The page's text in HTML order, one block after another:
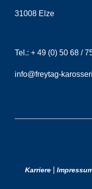
31008 Elze
Tel.: + 49 (0) 50 68 /
info@freytag-
Karriere